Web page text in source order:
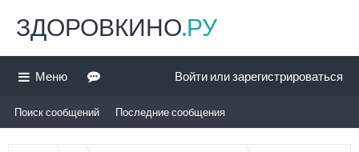
ЗДОРОВКИНО.РУ
Меню
Поиск сообщений Последние сообщения
Войти или зарегистрироваться